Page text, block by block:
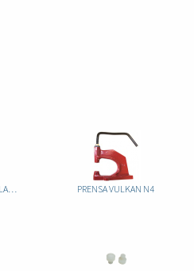
PRENSA VULKAN N4